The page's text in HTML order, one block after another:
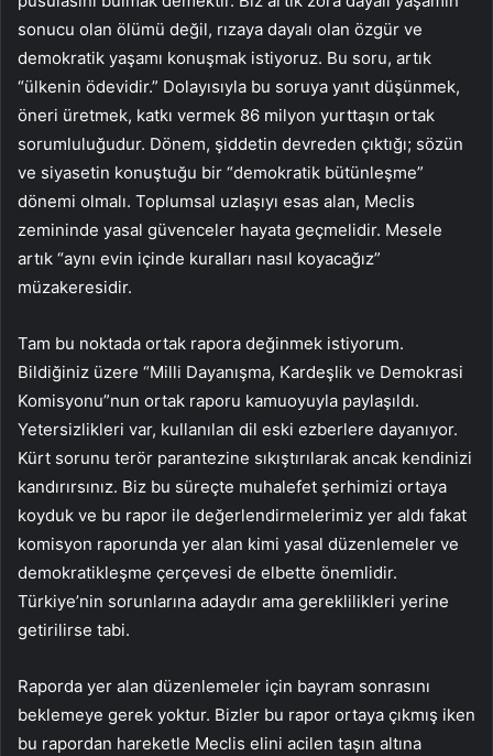
sonucu olan ölümü değil, rızaya dayalı olan özgür ve
demokratik yaşamı konuşmak istiyoruz. Bu soru, artık
“ülkenin ödevidir.” Dolayısıyla bu soruya yanıt düşünmek,
öneri üretmek, katkı vermek 86 milyon yurttaşın ortak
sorumluluğudur. Dönem, şiddetin devreden çıktığı; sözün
ve siyasetin konuştuğu bir “demokratik bütünleşme”
dönemi olmalı. Toplumsal uzlaşıyı esas alan, Meclis
zemininde yasal güvenceler hayata geçmelidir. Mesele
artık “aynı evin içinde kuralları nasıl koyacağız”
müzakeresidir.
Tam bu noktada ortak rapora değinmek istiyorum.
Bildiğiniz üzere “Milli Dayanışma, Kardeşlik ve Demokrasi
Komisyonu”nun ortak raporu kamuoyuyla paylaşıldı.
Yetersizlikleri var, kullanılan dil eski ezberlere dayanıyor.
Kürt sorunu terör parantezine sıkıştırılarak ancak kendinizi
kandırırsınız. Biz bu süreçte muhalefet şerhimizi ortaya
koyduk ve bu rapor ile değerlendirmelerimiz yer aldı fakat
komisyon raporunda yer alan kimi yasal düzenlemeler ve
demokratikleşme çerçevesi de elbette önemlidir.
Türkiye’nin sorunlarına adaydır ama gereklilikleri yerine
getirilirse tabi.
Raporda yer alan düzenlemeler için bayram sonrasını
beklemeye gerek yoktur. Bizler bu rapor ortaya çıkmış iken
bu rapordan hareketle Meclis elini acilen taşın altına